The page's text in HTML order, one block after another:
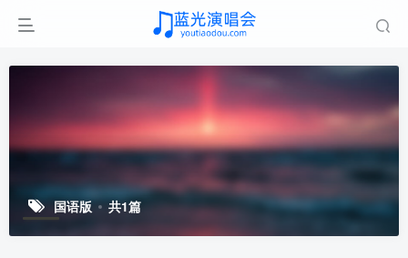
国语版 共1篇